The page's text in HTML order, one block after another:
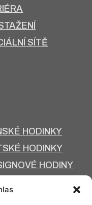
SÍTĚ
HODINKY
HODINKY
HODINY
A